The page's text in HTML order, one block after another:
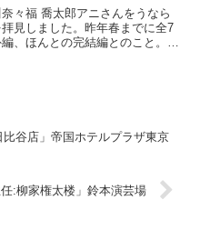
々福 喬太郎アニさんをうなら
見しました。昨年春までに全7
、ほんとの完結編とのこと。初
谷店」帝国ホテルプラザ東京
:柳家権太楼」鈴本演芸場